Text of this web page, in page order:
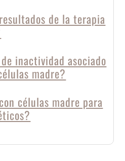
de la terapia
inactividad asociado
madre?
células madre para